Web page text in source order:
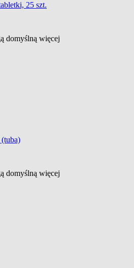
25 szt.
domyślną więcej
domyślną więcej